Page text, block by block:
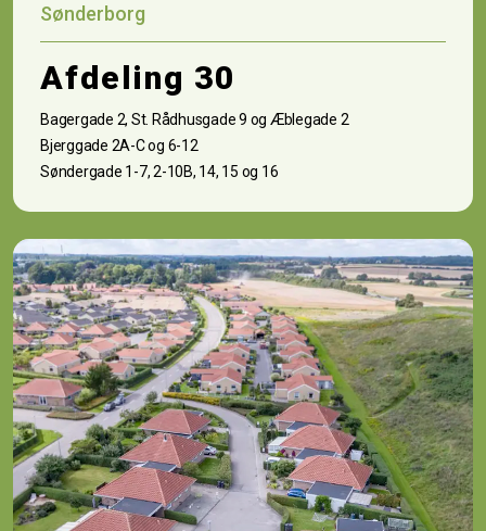
Sønderborg
Afdeling 30
Bagergade 2, St. Rådhusgade 9 og Æblegade 2
Bjerggade 2A-C og 6-12
Søndergade 1-7, 2-10B, 14, 15 og 16